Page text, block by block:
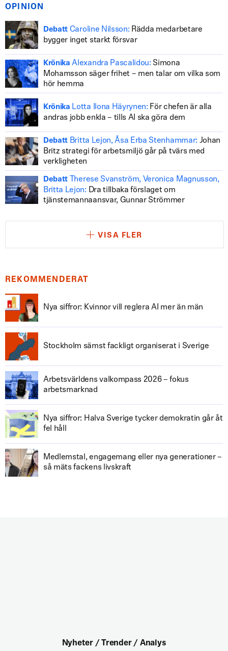
OPINION
Debatt Caroline Nilsson: Rädda medarbetare
bygger inget starkt försvar
Krönika Alexandra Pascalidou: Simona
Mohamsson säger frihet – men talar om vilka som
hör hemma
Krönika Lotta Ilona Häyrynen: För chefen är alla
andras jobb enkla – tills AI ska göra dem
Debatt Britta Lejon, Åsa Erba Stenhammar: Johan
Britz strategi för arbetsmiljö går på tvärs med
verkligheten
Debatt
Therese Svanström, Veronica Magnusson,
Britta Lejon: Dra tillbaka förslaget om
tjänstemannaansvar, Gunnar Strömmer
VISA FLER
REKOMMENDERAT
Nya siffror: Kvinnor vill reglera AI mer än män
Stockholm sämst fackligt organiserat i Sverige
Arbetsvärldens valkompass 2026 – fokus
arbetsmarknad
Nya siffror: Halva Sverige tycker demokratin går åt
fel håll
Medlemstal, engagemang eller nya generationer –
så mäts fackens livskraft
Nyheter / Trender / Analys